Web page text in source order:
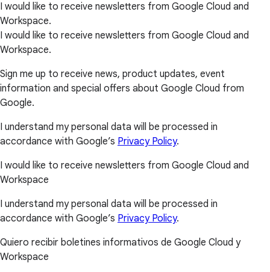
I would like to receive newsletters from Google Cloud and
Workspace.
I would like to receive newsletters from Google Cloud and
Workspace.
Sign me up to receive news, product updates, event
information and special offers about Google Cloud from
Google.
I understand my personal data will be processed in
accordance with Google’s Privacy Policy.
I would like to receive newsletters from Google Cloud and
Workspace
I understand my personal data will be processed in
accordance with Google’s Privacy Policy.
Quiero recibir boletines informativos de Google Cloud y
Workspace